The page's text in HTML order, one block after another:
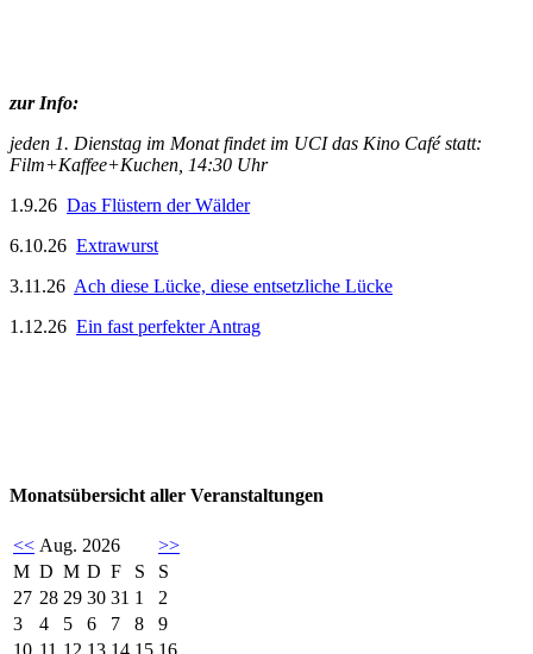
zur Info:
jeden 1. Dienstag im Monat findet im UCI das Kino Café statt:
Film+Kaffee+Kuchen, 14:30 Uhr
1.9.26 Das Flüstern der Wälder
6.10.26 Extrawurst
3.11.26 Ach diese Lücke, diese entsetzliche Lücke
1.12.26 Ein fast perfekter Antrag
Monatsübersicht aller Veranstaltungen
<< Aug. 2026
>>
M D M D F S
S
27 28 29 30 31 1
2
3
4 5 6 7 8
9
10 11 12 13 14 15 16